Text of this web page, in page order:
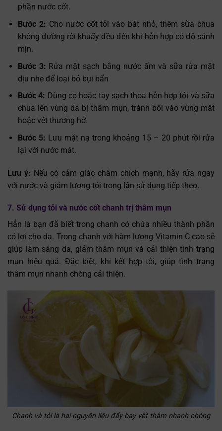
phần nước cốt.
Bước 2: Cho nước cốt tỏi vào bát nhỏ, thêm sữa chua
không đường rồi khuấy đều đến khi hỗn hợp có độ sánh
mịn.
Bước 3: Rửa mặt sạch bằng nước ấm và sữa rửa mặt
dịu nhẹ để loại bỏ bụi bẩn
Bước 4: Dùng cọ hoặc tay sạch thoa hỗn hợp tỏi và sữa
chua lên vùng da bị thâm mụn, tránh bôi vào vùng mắt
hoặc vết thương hở.
Bước 5: Lưu mặt nạ trong khoảng 15 – 20 phút rồi rửa
lại với nước mát.
Lưu ý: Nếu có cảm giác châm chích mạnh, hãy rửa ngay
với nước và giảm lượng tỏi trong lần sử dụng tiếp theo.
7. Sử dụng tỏi và nước cốt chanh trị thâm mụn
Hẳn là bạn đã biết trong chanh có chứa nhiều thành phần
có lợi cho da. Trong chanh với hàm lượng Vitamin C cao sẽ
giúp làm sáng da, giảm thâm mụn và cải thiện tình trạng
mụn hiệu quả. Đặc biệt, khi kết hợp tỏi, giúp tình trạng
thâm mụn nhanh chóng cải thiện.
Chanh và tỏi là hai nguyên liệu đẩy bay vết thâm nhanh chóng